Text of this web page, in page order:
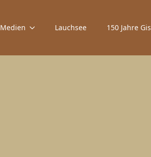
Medien Lauchsee 150 Jahre